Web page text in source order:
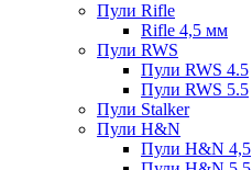
Пули Rifle
Rifle 4,5 мм
Пули RWS
Пули RWS 4.5
Пули RWS 5.5
Пули Stalker
Пули H&N
Пули H&N 4,5